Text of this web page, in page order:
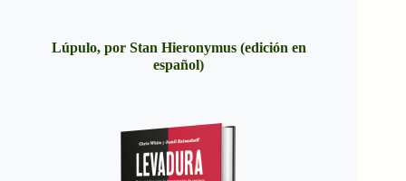
Lúpulo, por Stan Hieronymus (edición en
español)